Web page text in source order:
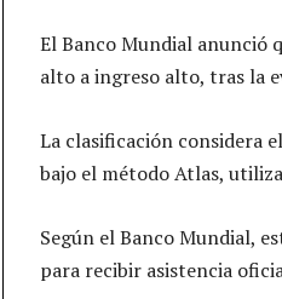
El Banco Mundial anunció
alto a ingreso alto, tras la
La clasificación considera
bajo el método Atlas,
Según el Banco Mundial,
para recibir asistencia